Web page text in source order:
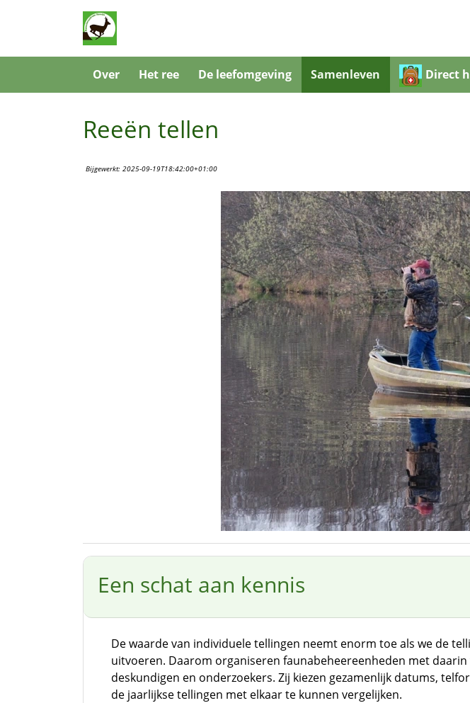
Over Het ree De leefomgeving Samenleven Direct
Reeën tellen
Bijgewerkt: 2025-09-19T18:42:00+01:00
Een schat aan kennis
De waarde van individuele tellingen neemt enorm toe als we de
uitvoeren. Daarom organiseren faunabeheereenheden met
deskundigen en onderzoekers. Zij kiezen gezamenlijk datums,
de jaarlijkse tellingen met elkaar te kunnen vergelijken.